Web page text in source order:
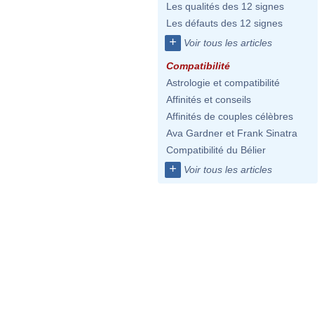
Les qualités des 12 signes
Les défauts des 12 signes
+ Voir tous les articles
Compatibilité
Astrologie et compatibilité
Affinités et conseils
Affinités de couples célèbres
Ava Gardner et Frank Sinatra
Compatibilité du Bélier
+ Voir tous les articles